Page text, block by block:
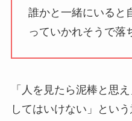
誰かと一緒にいると
っていかれそうで落
「人を見たら泥棒と思
してはいけない」とい